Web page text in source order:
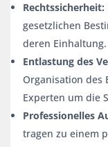
Rechtssicherheit:
gesetzlichen
deren Einhaltung.
Entlastung des
Organisation des
Experten um die
Professionelles
tragen zu einem